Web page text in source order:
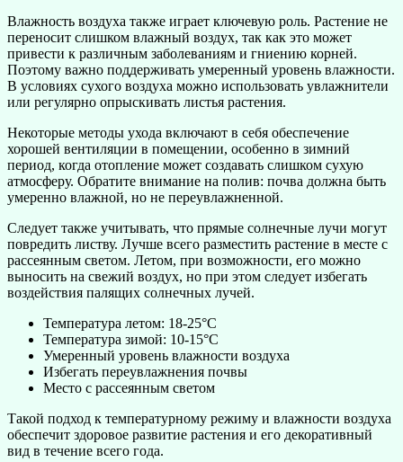
Влажность воздуха также играет ключевую роль. Растение не
переносит слишком влажный воздух, так как это может
привести к различным заболеваниям и гниению корней.
Поэтому важно поддерживать умеренный уровень влажности.
В условиях сухого воздуха можно использовать увлажнители
или регулярно опрыскивать листья растения.
Некоторые методы ухода включают в себя обеспечение
хорошей вентиляции в помещении, особенно в зимний
период, когда отопление может создавать слишком сухую
атмосферу. Обратите внимание на полив: почва должна быть
умеренно влажной, но не переувлажненной.
Следует также учитывать, что прямые солнечные лучи могут
повредить листву. Лучше всего разместить растение в месте с
рассеянным светом. Летом, при возможности, его можно
выносить на свежий воздух, но при этом следует избегать
воздействия палящих солнечных лучей.
Температура летом: 18-25°C
Температура зимой: 10-15°C
Умеренный уровень влажности воздуха
Избегать переувлажнения почвы
Место с рассеянным светом
Такой подход к температурному режиму и влажности воздуха
обеспечит здоровое развитие растения и его декоративный
вид в течение всего года.